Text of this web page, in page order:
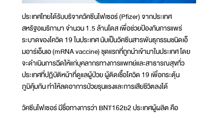
ประเทศไทยได้รับบริจาควัคซีนไฟเซอร์ (Pfizer) จากประเทศ
สหรัฐอเมริกามา จำนวน 1.5 ล้านโดส เพื่อช่วยป้องกันการแพร่
ระบาดของโควิด 19 ในประเทศ นับเป็นวัคซีนสารพันธุกรรมชนิดเอ็
มอาร์เอ็นเอ (mRNA vaccine) ชุดแรกที่ถูกนำเข้ามาในประเทศ โดย
จะดำเนินการฉีดให้แก่บุคลากรทางการแพทย์และสาธารณสุขทั่ว
ประเทศที่ปฏิบัติหน้าที่ดูแลผู้ป่วย ผู้ติดเชื้อโควิด 19 เพื่อกระตุ้น
ภูมิคุ้มกัน ทำให้ลดอาการป่วยรุนแรงและการเสียชีวิตลงได้
วัคซีนไฟเซอร์ มีชื่อทางการว่า BNT162b2 ประเทศผู้ผลิต คือ